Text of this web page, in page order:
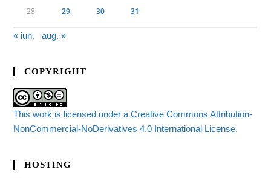
28 29 30 31
« iun. aug. »
COPYRIGHT
This work is licensed under a Creative Commons Attribution-
NonCommercial-NoDerivatives 4.0 International License.
HOSTING